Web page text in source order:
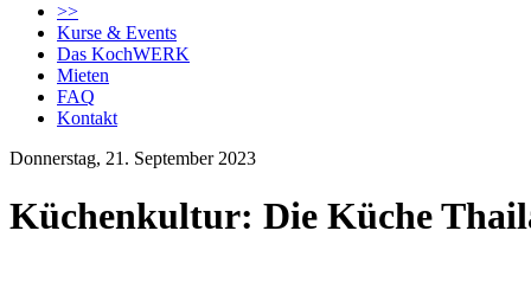
>>
Kurse & Events
Das KochWERK
Mieten
FAQ
Kontakt
Donnerstag, 21. September 2023
Küchenkultur: Die Küche